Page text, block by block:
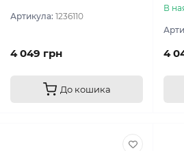
Артикула: 1236110
4 049 грн
До кошика
В
4